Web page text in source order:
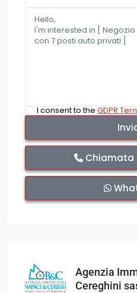
I consent to theGDPR
Chiamata
Agenzia
Cereghini